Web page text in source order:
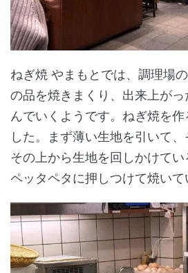
ねぎ焼 やまもとでは、調理場
の品を焼きまくり、出来上が
んでいくようです。ねぎ焼を
した。まず薄い生地を引いて、
その上から生地を回しかけて
ペッタペタに押しつけて焼いて